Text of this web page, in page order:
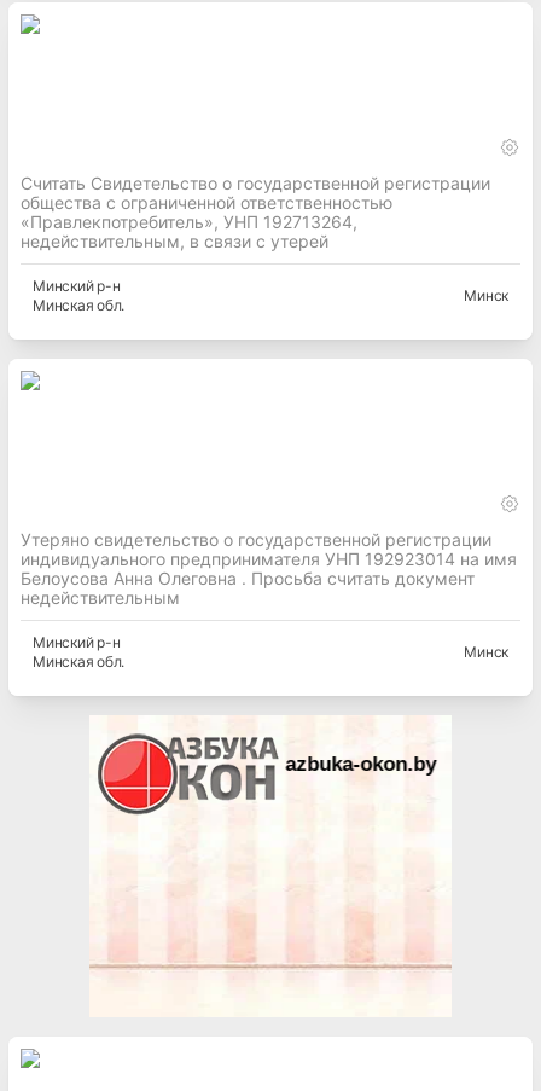
Считать Свидетельство о государственной регистрации
общества с ограниченной ответственностью
«Правлекпотребитель», УНП 192713264,
недействительным, в связи с утерей
Минскийр-н
Минская обл.
Минск
Утеряно свидетельство о государственной регистрации
индивидуального предпринимателя УНП 192923014 на имя
Белоусова Анна Олеговна . Просьба считать документ
недействительным
Минскийр-н
Минская обл.
Минск